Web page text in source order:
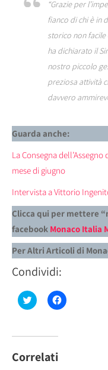
“Grazie per
fianco di chi è in
storico non
ha dichiarato il
nostro piccolo
preziosa attività
davvero
Guarda anche:
La Consegna
mese di giugno
Intervista a Vittorio
Clicca qui per mettere
facebook Monaco Italia
Per Altri Articoli di
Condividi:
Fai
clic
su
(Si
apre
Fai
clic
Correlati